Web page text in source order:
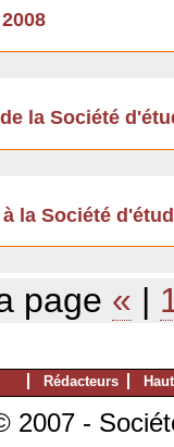
la Société
la Société
page « |
Rédacteurs
2007 -